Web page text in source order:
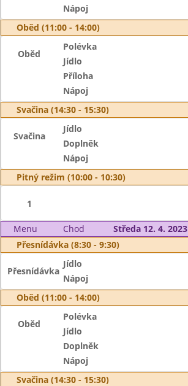
Nápoj
Oběd (11:00 - 14:00)
Oběd
Polévka
Jídlo
Příloha
Nápoj
Svačina (14:30 - 15:30)
Svačina
Jídlo
Doplněk
Nápoj
Pitný režim (10:00 - 10:30)
1
Menu Chod
Středa 12. 4. 2023
Přesnídávka (8:30 - 9:30)
Přesnídávka
Jídlo
Nápoj
Oběd (11:00 - 14:00)
Oběd
Polévka
Jídlo
Doplněk
Nápoj
Svačina (14:30 - 15:30)